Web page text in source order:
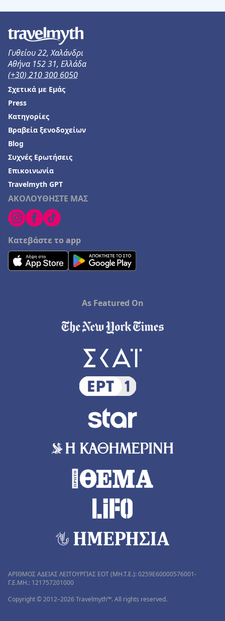
Γυθείου 22, Χαλάνδρι
Αθήνα 152 31, Ελλάδα
(+30) 210 300 6050
ΑΚΟΛΟΥΘΗΣΤΕ ΜΑΣ
Κατεβάστε το app
Σχετικά με Εμάς
Press
Κατηγορίες
Βραβεία ξενοδοχείων
Blog
Συχνές Ερωτήσεις
Επικοινωνία
Travelmyth GPT
As Featured On
ΑΡΙΘΜΟΣ ΑΔΕΙΑΣ ΛΕΙΤΟΥΡΓΙΑΣ ΕΟΤ (MH.T.E.): 0259Ε60000576001-
Γ.Ε.ΜΗ.: 121757201000
Copyright © 2012–2026 Travelmyth™. All rights reserved.